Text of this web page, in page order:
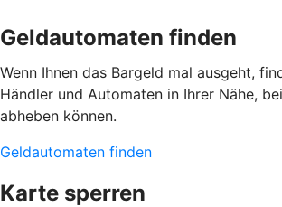
Geldautomaten finden
Wenn Ihnen das Bargeld mal ausgeht,
Händler und Automaten in Ihrer Nähe,
abheben können.
Geldautomaten finden
Karte sperren